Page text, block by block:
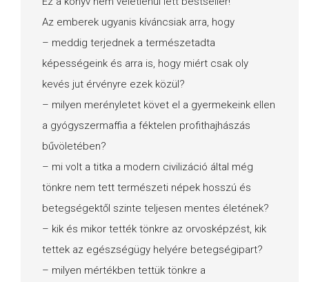
Az emberek ugyanis kíváncsiak arra, hogy
– meddig terjednek a természetadta
képességeink és arra is, hogy miért csak oly
kevés jut érvényre ezek közül?
– milyen merényletet követ el a gyermekeink ellen
a gyógyszermaffia a féktelen profithajhászás
bűvöletében?
– mi volt a titka a modern civilizáció által még
tönkre nem tett természeti népek hosszú és
betegségektől szinte teljesen mentes életének?
– kik és mikor tették tönkre az orvosképzést, kik
tettek az egészségügy helyére betegségipart?
– milyen mértékben tettük tönkre a